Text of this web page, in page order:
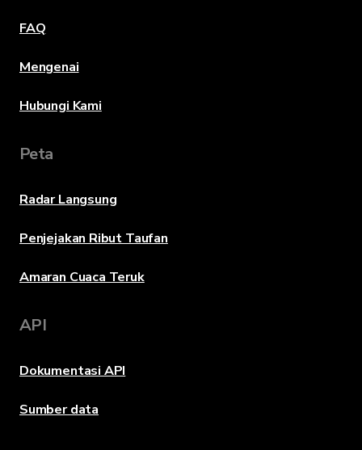
FAQ
Mengenai
Hubungi Kami
Peta
Radar Langsung
Penjejakan Ribut Taufan
Amaran Cuaca Teruk
API
Dokumentasi API
Sumber data